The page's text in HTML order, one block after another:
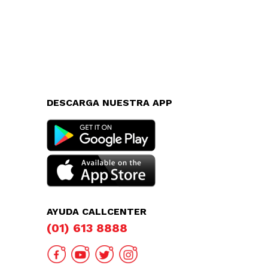
DESCARGA NUESTRA APP
AYUDA CALLCENTER
(01) 613 8888